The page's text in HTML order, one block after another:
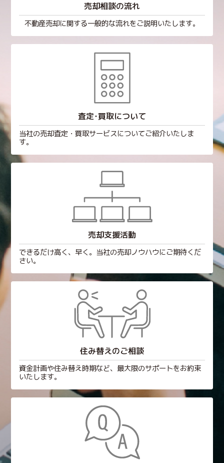
売却相談の流れ
不動産売却に関する一般的な流れをご説明いたします。
査定･買取について
当社の売却査定・買取サービスについてご紹介いたしま
す。
売却支援活動
できるだけ高く、早く。当社の売却ノウハウにご期待くだ
さい。
住み替えのご相談
資金計画や住み替え時期など、最大限のサポートをお約束
いたします。